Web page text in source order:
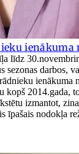
ienākuma
līdz
sezonas darbos,
ienākuma
kopš 2014.gada,
izmantot,
īpašais nodokļa